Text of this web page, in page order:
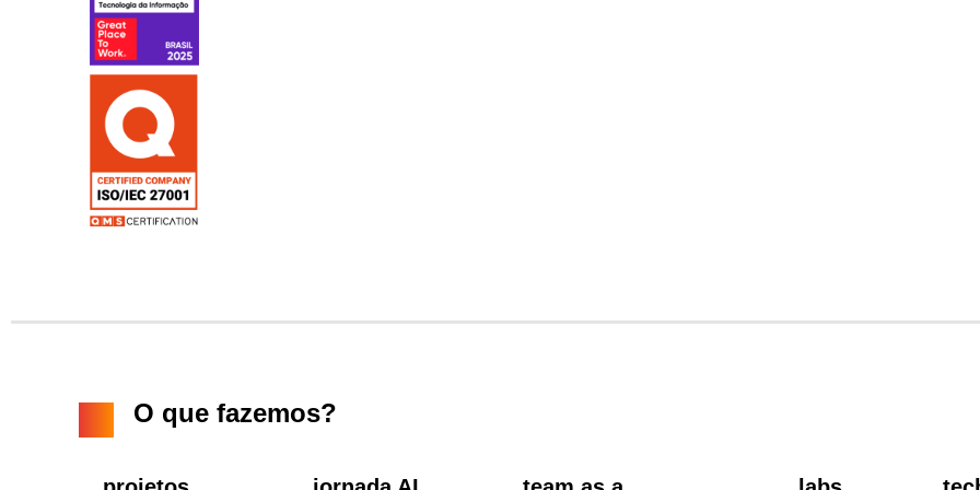
O que fazemos?